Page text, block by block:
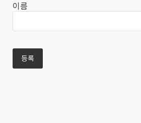
이름